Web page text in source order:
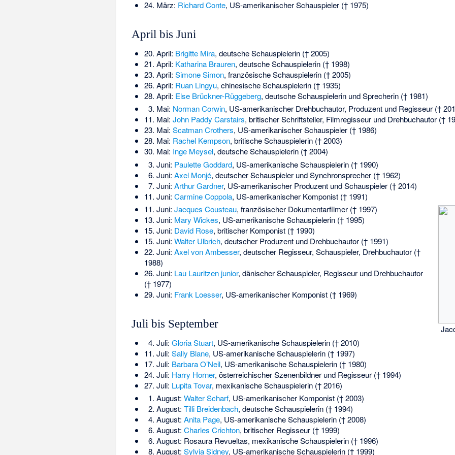
24. März: Richard Conte, US-amerikanischer Schauspieler († 1975)
April bis Juni
20. April: Brigitte Mira, deutsche Schauspielerin († 2005)
21. April: Katharina Brauren, deutsche Schauspielerin († 1998)
23. April: Simone Simon, französische Schauspielerin († 2005)
26. April: Ruan Lingyu, chinesische Schauspielerin († 1935)
28. April: Else Brückner-Rüggeberg, deutsche Schauspielerin und Sprecherin († 1981)
3. Mai: Norman Corwin, US-amerikanischer Drehbuchautor, Produzent und Regisseur (†
11. Mai: John Paddy Carstairs, britischer Schriftsteller, Filmregisseur und Drehbuchautor (†
23. Mai: Scatman Crothers, US-amerikanischer Schauspieler († 1986)
28. Mai: Rachel Kempson, britische Schauspielerin († 2003)
30. Mai: Inge Meysel, deutsche Schauspielerin († 2004)
3. Juni: Paulette Goddard, US-amerikanische Schauspielerin († 1990)
6. Juni: Axel Monjé, deutscher Schauspieler und Synchronsprecher († 1962)
7. Juni: Arthur Gardner, US-amerikanischer Produzent und Schauspieler († 2014)
11. Juni: Carmine Coppola, US-amerikanischer Komponist († 1991)
11. Juni: Jacques Cousteau, französischer Dokumentarfilmer († 1997)
13. Juni: Mary Wickes, US-amerikanische Schauspielerin († 1995)
15. Juni: David Rose, britischer Komponist († 1990)
15. Juni: Walter Ulbrich, deutscher Produzent und Drehbuchautor († 1991)
22. Juni: Axel von Ambesser, deutscher Regisseur, Schauspieler, Drehbuchautor (†
1988)
26. Juni: Lau Lauritzen junior, dänischer Schauspieler, Regisseur und Drehbuchautor
(† 1977)
29. Juni: Frank Loesser, US-amerikanischer Komponist († 1969)
Juli bis September
4. Juli: Gloria Stuart, US-amerikanische Schauspielerin († 2010)
11. Juli: Sally Blane, US-amerikanische Schauspielerin († 1997)
17. Juli: Barbara O’Neil, US-amerikanische Schauspielerin († 1980)
24. Juli: Harry Horner, österreichischer Szenenbildner und Regisseur († 1994)
27. Juli: Lupita Tovar, mexikanische Schauspielerin († 2016)
1. August: Walter Scharf, US-amerikanischer Komponist († 2003)
2. August: Tilli Breidenbach, deutsche Schauspielerin († 1994)
4. August: Anita Page, US-amerikanische Schauspielerin († 2008)
6. August: Charles Crichton, britischer Regisseur († 1999)
6. August: Rosaura Revueltas, mexikanische Schauspielerin († 1996)
8. August: Sylvia Sidney, US-amerikanische Schauspielerin († 1999)